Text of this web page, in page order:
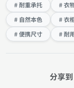
# 耐重承托
# 衣
# 自然本色
# 衣
# 便携尺寸
# 耐
分享到